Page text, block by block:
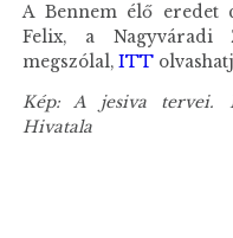
A Bennem élő eredet
Felix, a Nagyváradi
megszólal,ITT
Kép: A jesiva tervei.
Hivatala